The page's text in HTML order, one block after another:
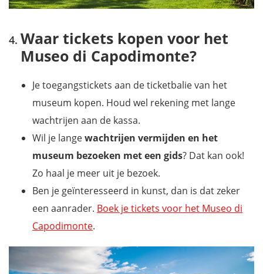
Waar tickets kopen voor het
Museo di Capodimonte?
Je toegangstickets aan de ticketbalie van het
museum kopen. Houd wel rekening met lange
wachtrijen aan de kassa.
Wil je langewachtrijen vermijden en het
museum bezoeken met een gids? Dat kan ook!
Zo haal je meer uit je bezoek.
Ben je geïnteresseerd in kunst, dan is dat zeker
een aanrader. Boek je tickets voor het Museo di
Capodimonte.